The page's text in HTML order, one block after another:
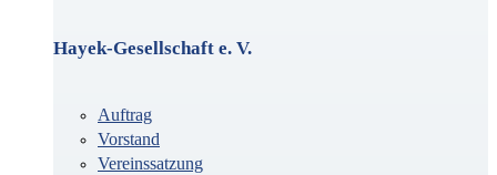
Hayek-Gesellschaft e. V.
Auftrag
Vorstand
Vereinssatzung